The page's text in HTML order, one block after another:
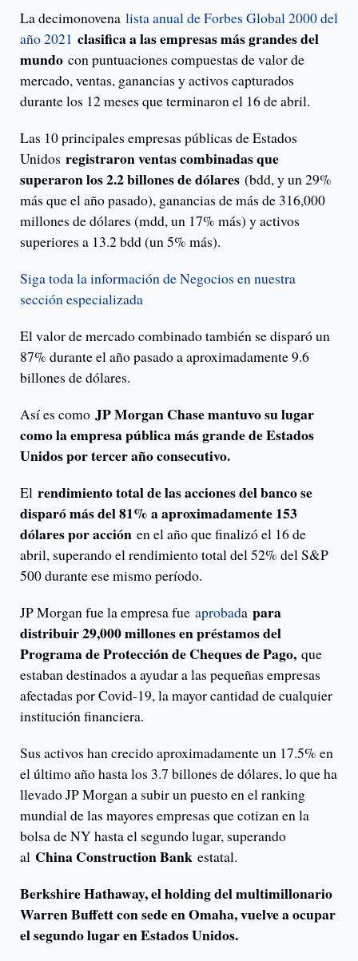
La decimonovena lista anual de Forbes Global 2000 del
año 2021 clasifica a las empresas más grandes del
mundo con puntuaciones compuestas de valor de
mercado, ventas, ganancias y activos capturados
durante los 12 meses que terminaron el 16 de abril.
Las 10 principales empresas públicas de Estados
Unidos registraron ventas combinadas que
superaron los 2.2 billones de dólares (bdd, y un 29%
más que el año pasado), ganancias de más de 316,000
millones de dólares (mdd, un 17% más) y activos
superiores a 13.2 bdd (un 5% más).
Siga toda la información de Negocios en nuestra
sección especializada
El valor de mercado combinado también se disparó un
87% durante el año pasado a aproximadamente 9.6
billones de dólares.
Así es como JP Morgan Chase mantuvo su lugar
como la empresa pública más grande de Estados
Unidos por tercer año consecutivo.
El rendimiento total de las acciones del banco se
disparó más del 81% a aproximadamente 153
dólares por acción en el año que finalizó el 16 de
abril, superando el rendimiento total del 52% del S&P
500 durante ese mismo período.
JP Morgan fue la empresa fue aprobada para
distribuir 29,000 millones en préstamos del
Programa de Protección de Cheques de Pago, que
estaban destinados a ayudar a las pequeñas empresas
afectadas por Covid-19, la mayor cantidad de cualquier
institución financiera.
Sus activos han crecido aproximadamente un 17.5% en
el último año hasta los 3.7 billones de dólares, lo que ha
llevado JP Morgan a subir un puesto en el ranking
mundial de las mayores empresas que cotizan en la
bolsa de NY hasta el segundo lugar, superando
al China Construction Bank estatal.
Berkshire Hathaway, el holding del multimillonario
Warren Buffett con sede en Omaha, vuelve a ocupar
el segundo lugar en Estados Unidos.